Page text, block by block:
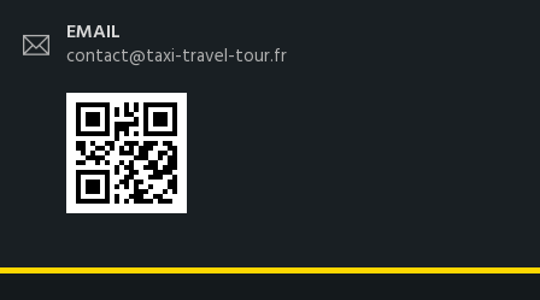
EMAIL
contact@taxi-travel-tour.fr